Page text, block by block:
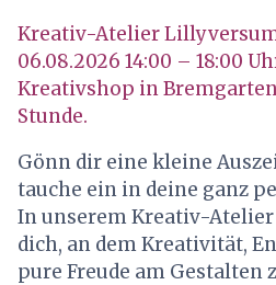
Kreativ-Atelier
06.08.2026 14:00 – 18:00
Kreativshop in Bremgarten
Stunde.
Gönn dir eine kleine
tauche ein in deine ganz
In unserem Kreativ-
dich, an dem Kreativität,
pure Freude am Gestalten